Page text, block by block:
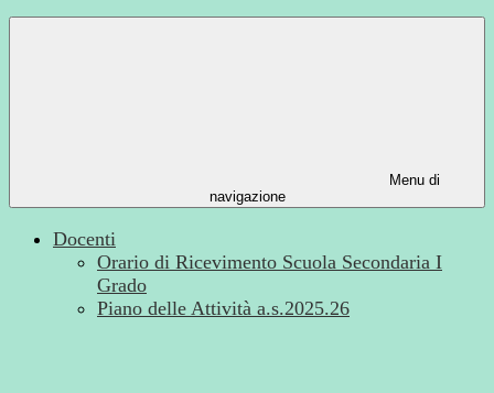
Menu di
navigazione
Docenti
Orario di Ricevimento Scuola Secondaria I
Grado
Piano delle Attività a.s.2025.26